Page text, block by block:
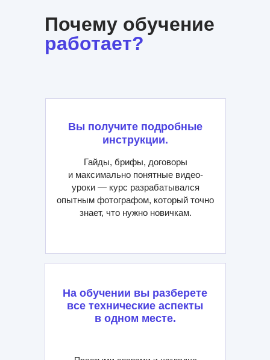
Почему обучение
работает?
На обучении вы разберете
все технические аспекты
в одном месте.
Вы получите подробные
инструкции.
Гайды, брифы, договоры
и максимально понятные видео-
уроки — курс разрабатывался
опытным фотографом, который точно
знает, что нужно новичкам.